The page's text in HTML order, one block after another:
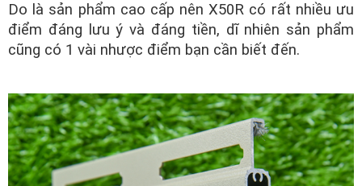
Do là sản phẩm cao cấp nên X50R có rất nhiều ưu
điểm đáng lưu ý và đáng tiền, dĩ nhiên sản phẩm
cũng có 1 vài nhược điểm bạn cần biết đến.